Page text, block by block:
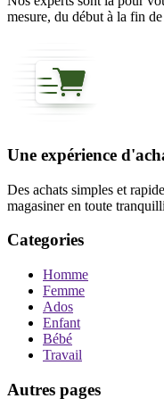
mesure, du début à la fin
Une expérience
Des achats simples et
magasiner en toute
Categories
Homme
Femme
Ados
Enfant
Bébé
Travail
Autres pages